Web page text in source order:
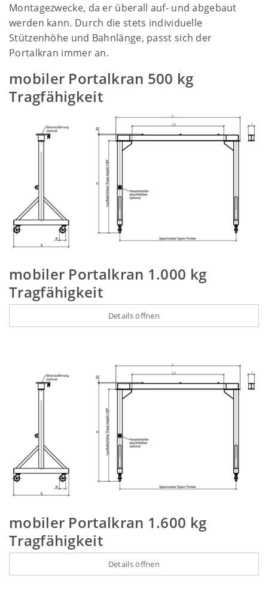
Montagezwecke, da er überall auf- und abgebaut
werden kann. Durch die stets individuelle
Stützenhöhe und Bahnlänge, passt sich der
Portalkran immer an.
mobiler Portalkran 500 kg
Tragfähigkeit
mobiler Portalkran 1.000 kg
Tragfähigkeit
Details öffnen
mobiler Portalkran 1.600 kg
Tragfähigkeit
Details öffnen